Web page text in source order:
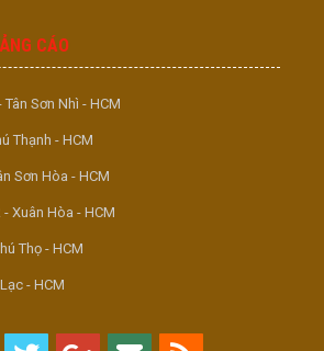
CÁO
Sơn Nhì - HCM
Thạnh - HCM
Sơn Hòa - HCM
Xuân Hòa - HCM
Thọ - HCM
- HCM